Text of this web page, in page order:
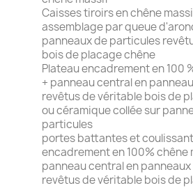
Caisses tiroirs en chêne
assemblage par queue
panneaux de particules
bois de placage chêne
Plateau encadrement en 100
+ panneau central en
revêtus de véritable bois de
ou céramique collée sur
particules
portes battantes et
encadrement en 100% chêne
panneau central en
revêtus de véritable bois de